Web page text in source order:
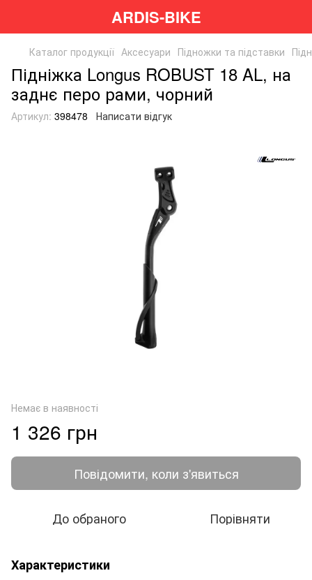
ARDIS-BIKE
Каталог продукції Аксесуари Підножки та підставки
Підніжка Longus ROBUST 18 AL, на
заднє перо рами, чорний
Артикул: 398478 Написати відгук
Немає в наявності
1 326 грн
Повідомити, коли з'явиться
До обраного Порівняти
Характеристики